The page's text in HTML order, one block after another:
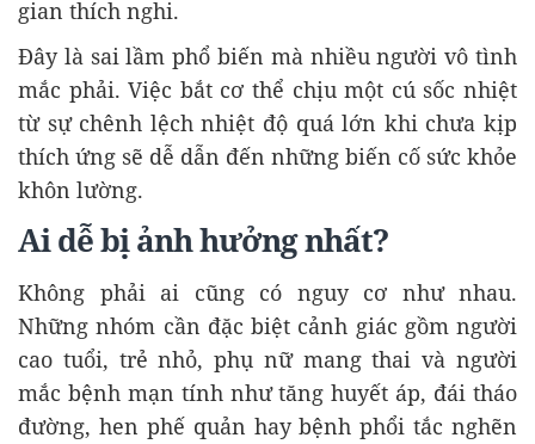
gian thích nghi.
Đây là sai lầm phổ biến mà nhiều người vô tình
mắc phải. Việc bắt cơ thể chịu một cú sốc nhiệt
từ sự chênh lệch nhiệt độ quá lớn khi chưa kịp
thích ứng sẽ dễ dẫn đến những biến cố sức khỏe
khôn lường.
Ai dễ bị ảnh hưởng nhất?
Không phải ai cũng có nguy cơ như nhau.
Những nhóm cần đặc biệt cảnh giác gồm người
cao tuổi, trẻ nhỏ, phụ nữ mang thai và người
mắc bệnh mạn tính như tăng huyết áp, đái tháo
đường, hen phế quản hay bệnh phổi tắc nghẽn